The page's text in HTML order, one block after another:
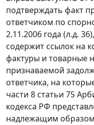
подтверждать факт
ответчиком по
2.11.2006 года (л.д.
содержит ссылок на
фактуры и товарные
признаваемой
ответчика, на
части 8 статьи 75
кодекса РФ
надлежащим